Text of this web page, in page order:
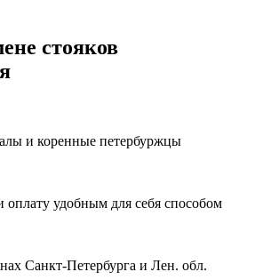
стояков
и коренные петербуржцы
удобным для себя способом
Санкт-Петербурга и Лен. обл.